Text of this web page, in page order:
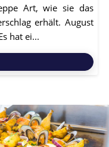
Art, wie sie das
erhält. August
hat ei...